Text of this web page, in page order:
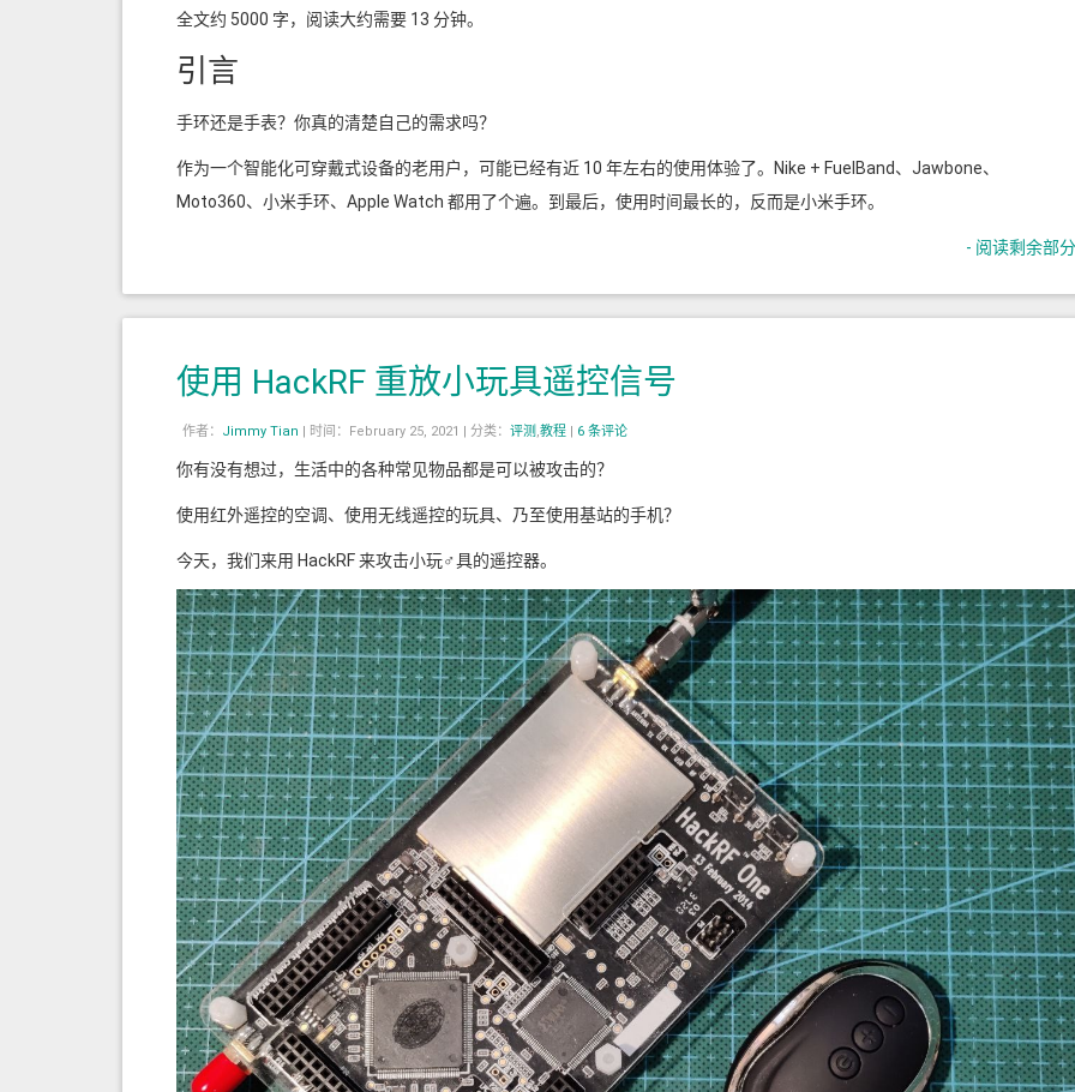
全文约 5000 字，阅读大约需要 13 分钟。
引言
手环还是手表？你真的清楚自己的需求吗？
作为一个智能化可穿戴式设备的老用户，可能已经有近 10 年左右的使用体验了。Nike + FuelBand、Jawbone、
Moto360、小米手环、Apple Watch 都用了个遍。到最后，使用时间最长的，反而是小米手环。
- 阅读剩余部
使用 HackRF 重放小玩具遥控信号
作者： Jimmy Tian | 时间：February 25, 2021 | 分类： 评测 ,教程 | 6 条评论
你有没有想过，生活中的各种常见物品都是可以被攻击的？
使用红外遥控的空调、使用无线遥控的玩具、乃至使用基站的手机？
今天，我们来用 HackRF 来攻击小玩♂具的遥控器。